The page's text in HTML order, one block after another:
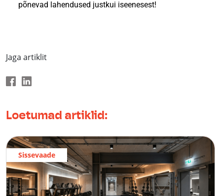
põnevad lahendused justkui iseenesest!
Jaga artiklit
Loetumad artiklid:
Sissevaade